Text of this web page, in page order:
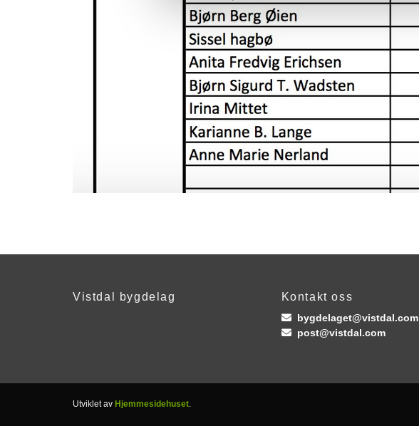
Vistdal bygdelag Kontakt oss
 bygdelaget@vistdal.com
 post@vistdal.com
Utviklet av Hjemmesidehuset